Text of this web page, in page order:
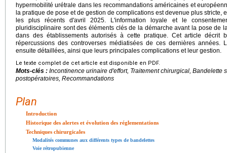
hypermobilité urétrale dans les recommandations américaines et
la pratique de pose et de gestion de complications est devenue plus stricte,
les plus récents d'avril 2025. L'information loyale et le
pluridisciplinaire sont des éléments clés de la démarche avant la pose de
dans des établissements autorisés à cette pratique. Cet article décrit
répercussions des controverses médiatisées de ces dernières années.
ensuite détaillées, ainsi que leurs principales complications et leur gestion.
Le texte complet de cet article est disponible en PDF.
Mots-clés : Incontinence urinaire d'effort, Traitement chirurgical, Bandelette
postopératoires, Recommandations
Plan
Introduction
Historique des alertes et évolution des réglementations
Techniques chirurgicales
Modalités communes aux différents types de bandelettes
Voie rétropubienne